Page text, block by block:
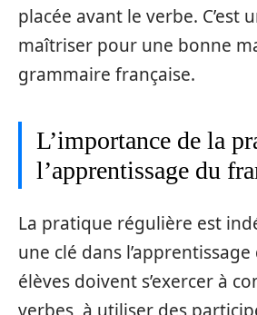
placée avant le verbe. C’est
maîtriser pour une bonne
grammaire française.
L’importance de la
l’apprentissage du
La pratique régulière est
une clé dans
élèves doivent s’exercer à